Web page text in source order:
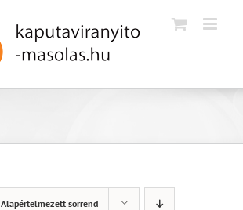
Alapértelmezett sorrend